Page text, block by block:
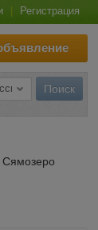
Регистрация
Сямозеро